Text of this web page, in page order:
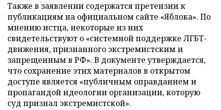
Также в заявлении содержатся претензии к
публикациям на официальном сайте «Яблока». По
мнению истца, некоторые из них
свидетельствуют о «системной поддержке ЛГБТ-
движения, признанного экстремистским и
запрещенным в РФ». В документе утверждается,
что сохранение этих материалов в открытом
доступе является «публичным оправданием и
пропагандой идеологии организации, которую
суд признал экстремистской».